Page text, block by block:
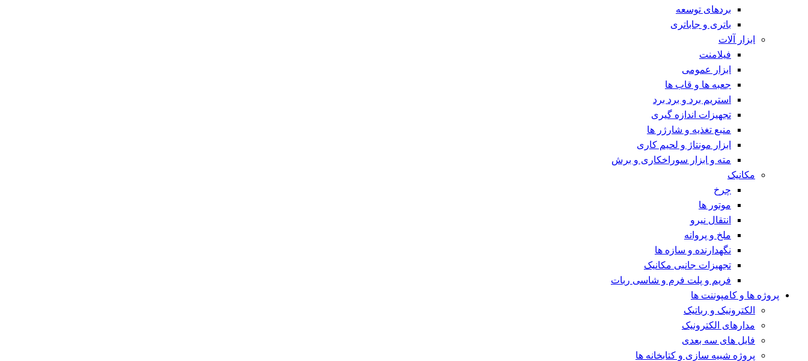
بردهای توسعه
باتری و جاباتری
ابزار آلات
فیلامنت
ابزار عمومی
جعبه ها و قاب ها
استریم برد و برد برد
تجهیزات اندازه گیری
منبع تغذیه و شارژر ها
ابزار مونتاژ و لحیم کاری
مته و ابزار سوراخکاری و برش
مکانیک
چرخ
موتور ها
انتقال نیرو
ملخ و پروانه
نگهدارنده و سازه ها
تجهیزات جانبی مکانیک
فریم و پلت فرم و شاسی ربات
پروژه ها و کامپوننت ها
الکترونیک و رباتیک
مدارهای الکترونیک
فایل های سه بعدی
پروژه شبیه سازی و کتابخانه ها